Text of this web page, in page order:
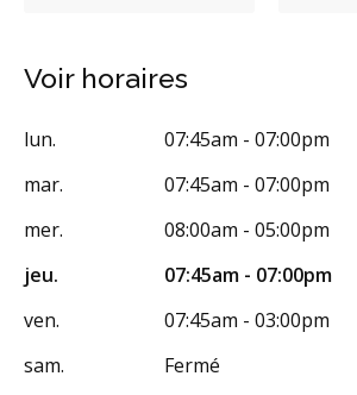
Voir horaires
lun.
07:45am - 07:00pm
mar.
07:45am - 07:00pm
mer.
08:00am - 05:00pm
jeu.
07:45am - 07:00pm
ven.
07:45am - 03:00pm
sam.
Fermé